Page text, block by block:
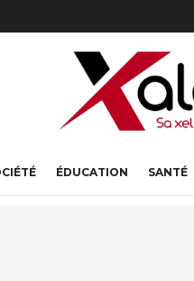
ÉDUCATION SANTÉ